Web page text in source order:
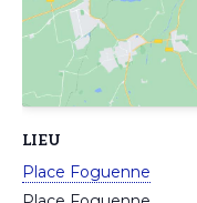
LIEU
Place Foguenne